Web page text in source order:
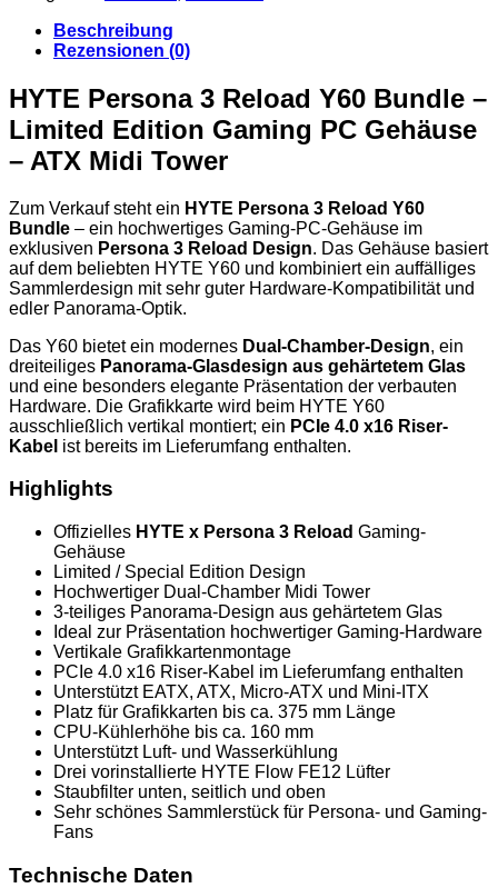
Y60
Gaming
PC
ATX
Midi
Tower
Limited
Edition
Beschreibung
Rezensionen (0)
HYTE Persona 3 Reload Y60 Bundle –
Limited Edition Gaming PC Gehäuse
– ATX Midi Tower
Zum Verkauf steht ein HYTE Persona 3 Reload Y60
Bundle – ein hochwertiges Gaming-PC-Gehäuse im
exklusiven Persona 3 Reload Design. Das Gehäuse basiert
auf dem beliebten HYTE Y60 und kombiniert ein auffälliges
Sammlerdesign mit sehr guter Hardware-Kompatibilität und
edler Panorama-Optik.
Das Y60 bietet ein modernes Dual-Chamber-Design, ein
dreiteiliges Panorama-Glasdesign aus gehärtetem Glas
und eine besonders elegante Präsentation der verbauten
Hardware. Die Grafikkarte wird beim HYTE Y60
ausschließlich vertikal montiert; ein PCIe 4.0 x16 Riser-
Kabel ist bereits im Lieferumfang enthalten.
Highlights
Offizielles HYTE x Persona 3 Reload Gaming-
Gehäuse
Limited / Special Edition Design
Hochwertiger Dual-Chamber Midi Tower
3-teiliges Panorama-Design aus gehärtetem Glas
Ideal zur Präsentation hochwertiger Gaming-Hardware
Vertikale Grafikkartenmontage
PCIe 4.0 x16 Riser-Kabel im Lieferumfang enthalten
Unterstützt EATX, ATX, Micro-ATX und Mini-ITX
Platz für Grafikkarten bis ca. 375 mm Länge
CPU-Kühlerhöhe bis ca. 160 mm
Unterstützt Luft- und Wasserkühlung
Drei vorinstallierte HYTE Flow FE12 Lüfter
Staubfilter unten, seitlich und oben
Sehr schönes Sammlerstück für Persona- und Gaming-
Fans
Technische Daten